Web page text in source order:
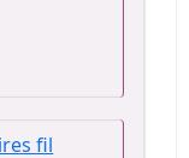
fil